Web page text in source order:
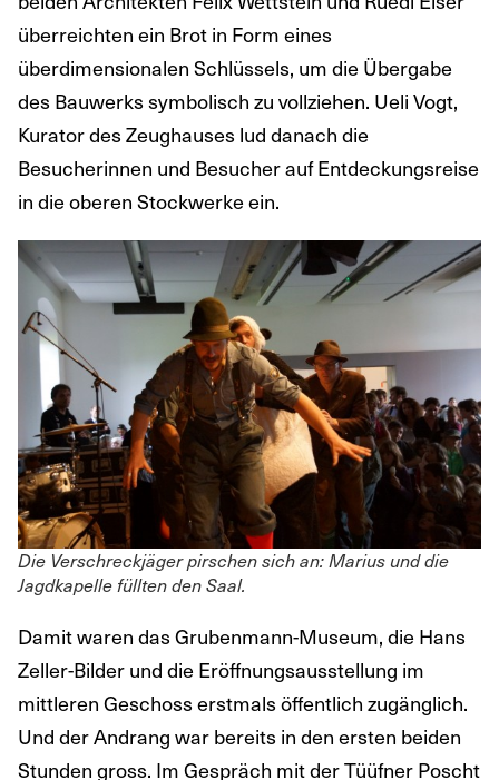
überreichten ein Brot in Form eines
überdimensionalen Schlüssels, um die Übergabe
des Bauwerks symbolisch zu vollziehen. Ueli Vogt,
Kurator des Zeughauses lud danach die
Besucherinnen und Besucher auf Entdeckungsreise
in die oberen Stockwerke ein.
Die Verschreckjäger pirschen sich an: Marius und die
Jagdkapelle füllten den Saal.
Damit waren das Grubenmann-Museum, die Hans
Zeller-Bilder und die Eröffnungsausstellung im
mittleren Geschoss erstmals öffentlich zugänglich.
Und der Andrang war bereits in den ersten beiden
Stunden gross. Im Gespräch mit der Tüüfner Poscht